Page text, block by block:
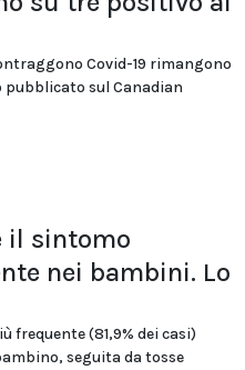
Covid-19 rimangono
sul Canadian
il sintomo
nei bambini. Lo
frequente (81,9% dei casi)
seguita da tosse